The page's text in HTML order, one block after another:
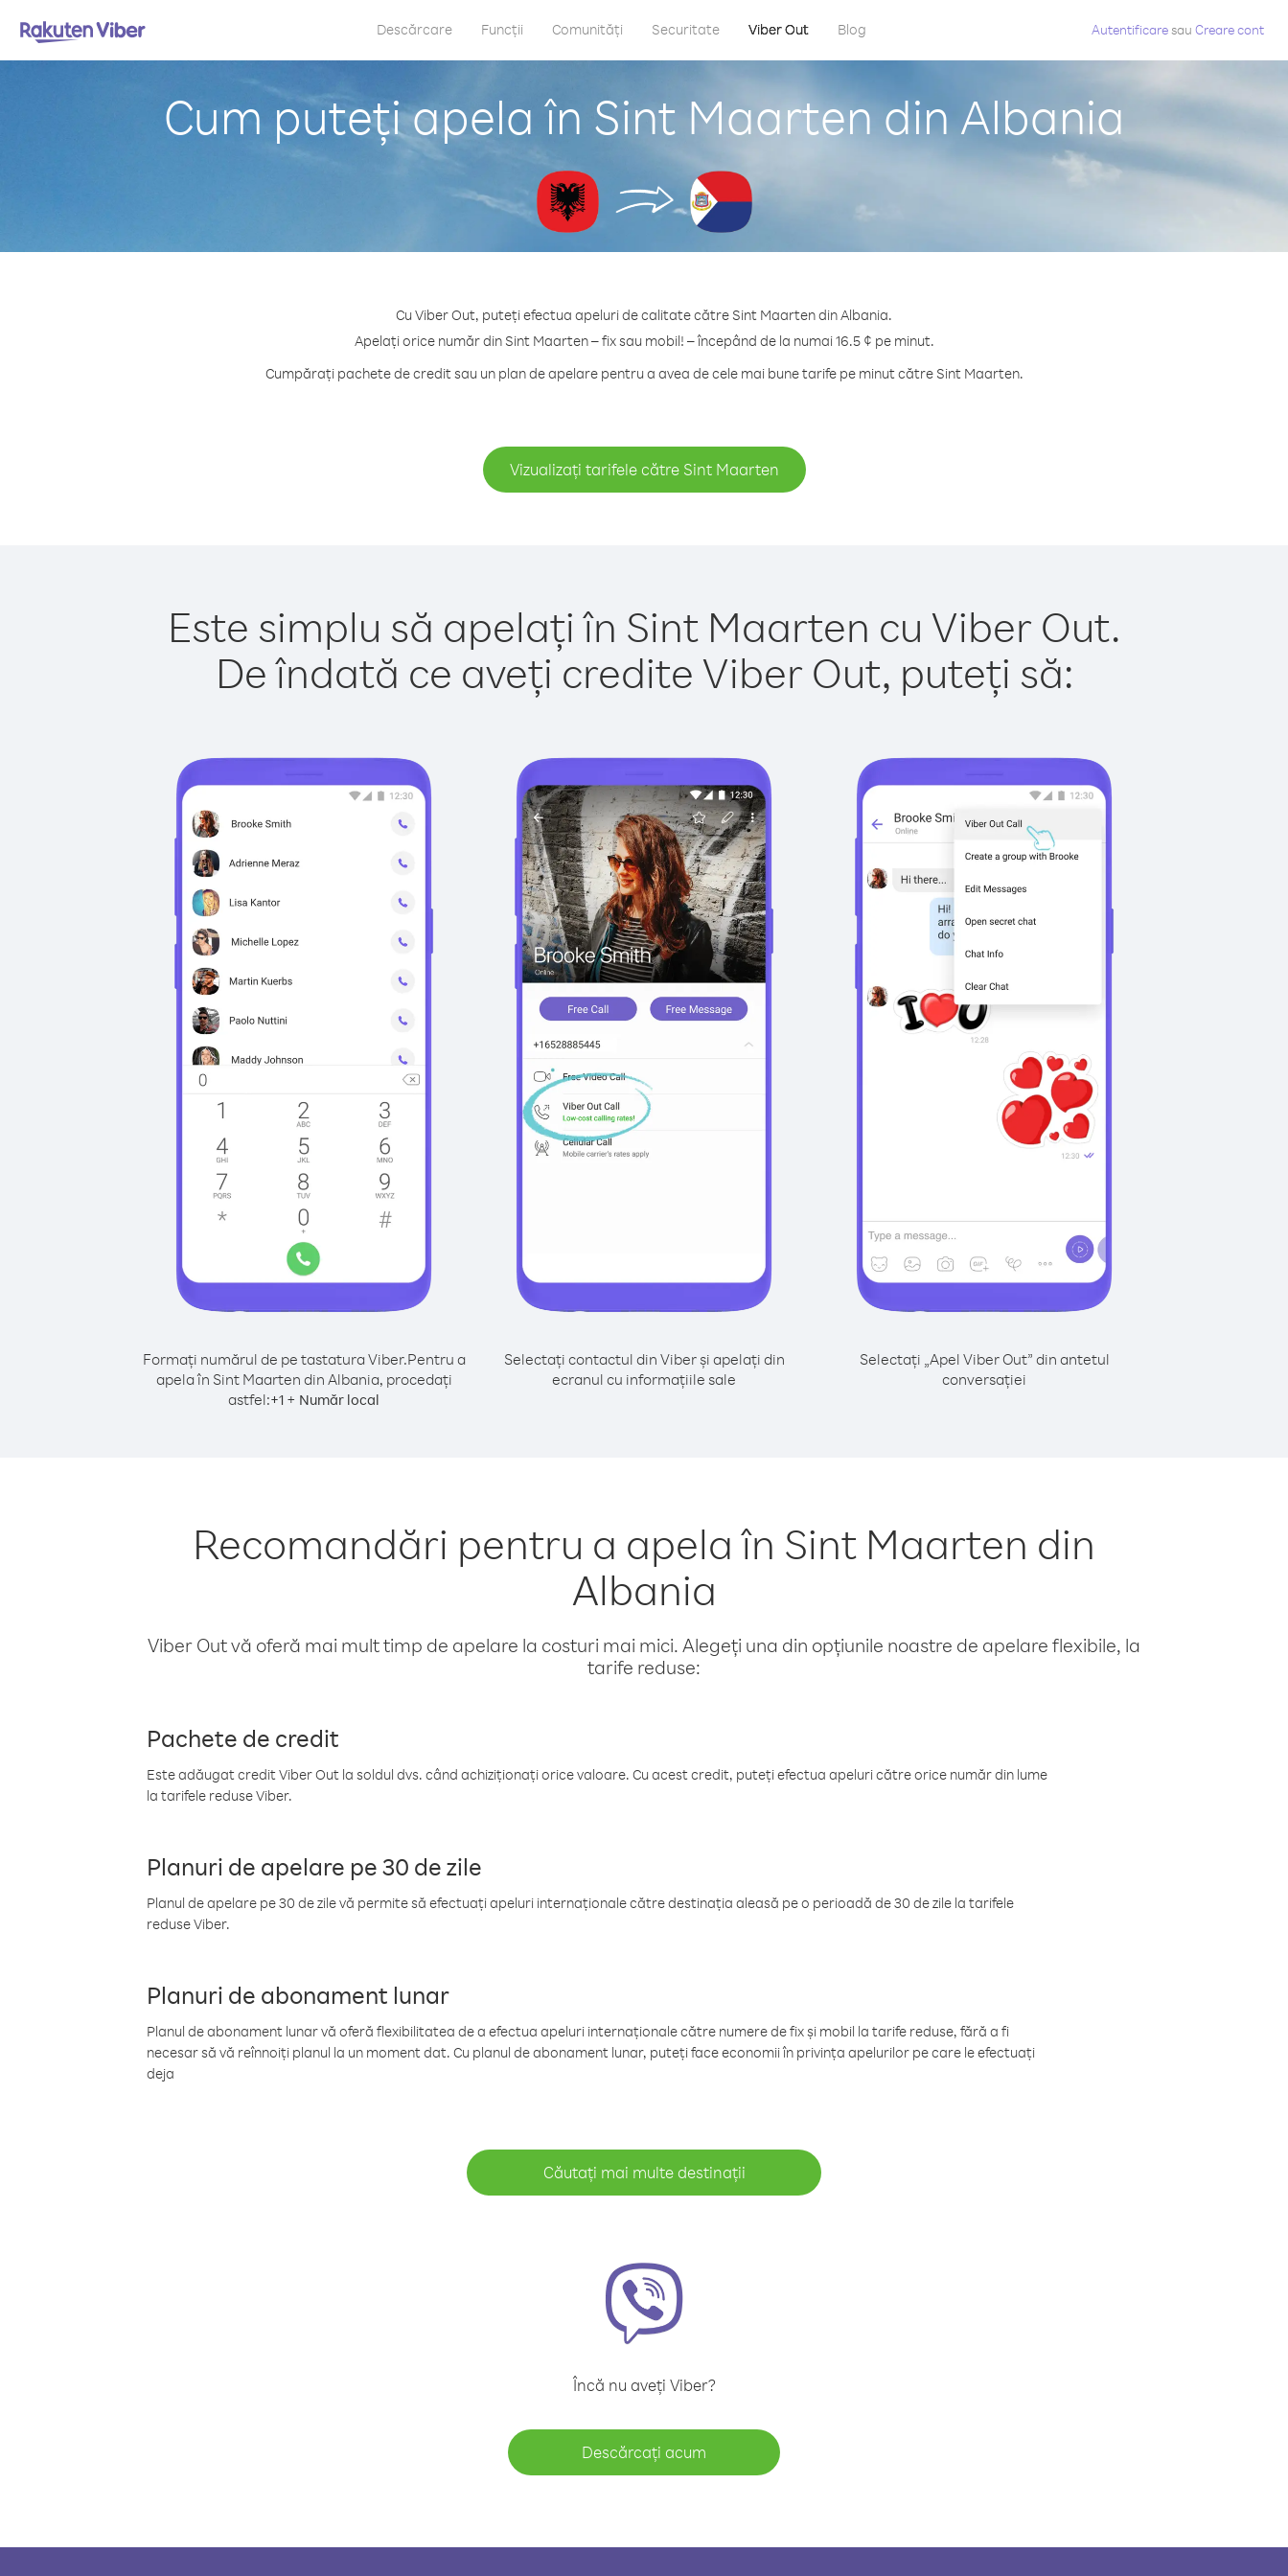
Descărcare Funcții Comunități Securitate Viber Out Blog Autentificaresau Creare cont
Cum puteți apela în Sint Maarten din Albania
Cu Viber Out, puteți efectua apeluri de calitate către Sint Maarten din Albania.
Apelați orice număr din Sint Maarten – fix sau mobil! – începând de la numai 16.5 ¢ pe minut.
Cumpărați pachete de credit sau un plan de apelare pentru a avea de cele mai bune tarife pe minut către Sint Maarten.
Vizualizați tarifele către Sint Maarten
Este simplu să apelați în Sint Maarten cu Viber Out.
De îndată ce aveți credite Viber Out, puteți să:
Formați numărul de pe tastatura Viber.Pentru a
apela în Sint Maarten din Albania, procedați
astfel:+1 + Număr local
Selectați contactul din Viber și apelați din
ecranul cu informațiile sale
Selectați „Apel Viber Out” din antetul
conversației
Recomandări pentru a apela în Sint Maarten din
Albania
Viber Out vă oferă mai mult timp de apelare la costuri mai mici. Alegeți una din opțiunile noastre de apelare flexibile, la
tarife reduse:
Pachete de credit
Este adăugat credit Viber Out la soldul dvs. când achiziționați orice valoare. Cu acest credit, puteți efectua apeluri către orice număr din lume
la tarifele reduse Viber.
Planuri de apelare pe 30 de zile
Planul de apelare pe 30 de zile vă permite să efectuați apeluri internaționale către destinația aleasă pe o perioadă de 30 de zile la tarifele
reduse Viber.
Planuri de abonament lunar
Planul de abonament lunar vă oferă flexibilitatea de a efectua apeluri internaționale către numere de fix și mobil la tarife reduse, fără a fi
necesar să vă reînnoiți planul la un moment dat. Cu planul de abonament lunar, puteți face economii în privința apelurilor pe care le efectuați
deja
Căutați mai multe destinații
Încă nu aveți Viber?
Descărcați acum